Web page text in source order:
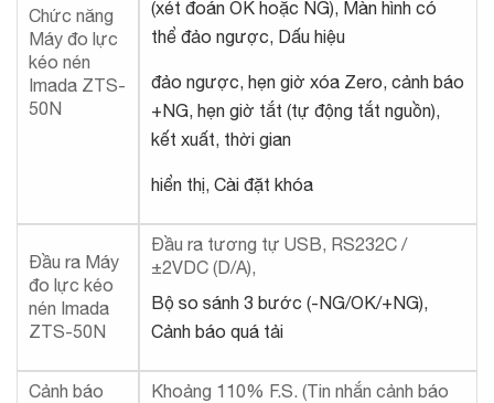
Chức năng
Máy đo lực
kéo nén
Imada ZTS-
50N
(xét đoán OK hoặc NG), Màn hình có
thể đảo ngược, Dấu hiệu
đảo ngược, hẹn giờ xóa Zero, cảnh báo
+NG, hẹn giờ tắt (tự động tắt nguồn),
kết xuất, thời gian
hiển thị, Cài đặt khóa
Đầu ra Máy
đo lực kéo
nén Imada
ZTS-50N
Đầu ra tương tự USB, RS232C /
±2VDC (D/A),
Bộ so sánh 3 bước (-NG/OK/+NG),
Cảnh báo quá tải
Cảnh báo
Khoảng 110% F.S. (Tin nhắn cảnh báo